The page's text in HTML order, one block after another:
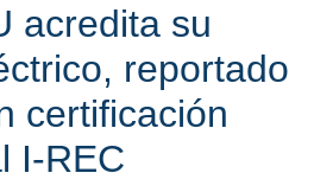
acredita su
reportado
certificación
I-REC